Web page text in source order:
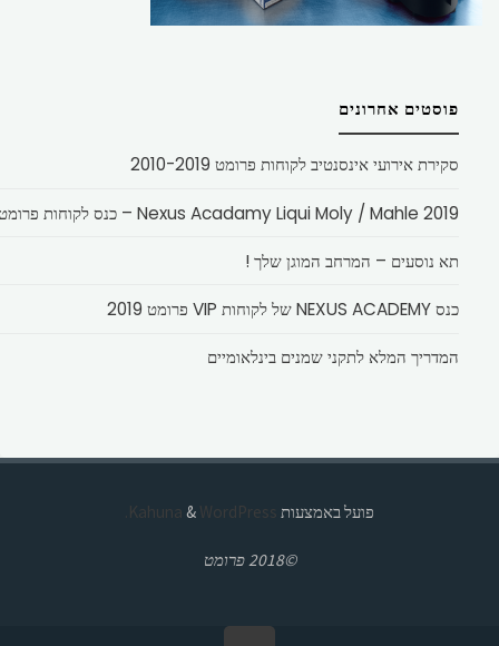
פוסטים אחרונים
סקירת אירועי אינסנטיב לקוחות פרומט 2010-2019
Nexus Acadamy Liqui Moly / Mahle 2019 – כנס לקוחות פרומט
תא נוסעים – המרחב המוגן שלך !
כנס NEXUS ACADEMY של לקוחות VIP פרומט 2019
המדריך המלא לתקני שמנים בינלאומיים
פועל באמצעות & WordPress.
©2018 פרומט